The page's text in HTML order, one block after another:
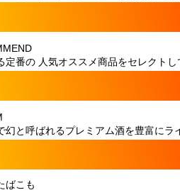
定番の 人気オススメ商品をセレクトし
幻と呼ばれるプレミアム酒を豊富にラ
ばこも